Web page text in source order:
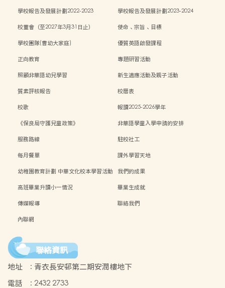
學校報告及發展計劃2022-2023
學校報告及發展計劃2023-2024
校董會（至2027年3月31日止）
使命、宗旨、目標
學校團隊(曹幼大家庭)
優質英語啟發課程
正向教育
專題研習活動
照顧非華語幼兒學習
新生適應活動及親子活動
質素評核報告
校曆表
校歌
報讀2025-2026學年
《保良局守護兒童政策》
非華語學童入學申請的安排
服務路線
駐校社工
每月餐單
課外學習天地
幼稚園教育計劃 中華文化校本學習活動
我們的成果
高班畢業升讀小一情況
畢業生成就
傳媒報導
聯絡我們
內聯網
聯絡資訊
地址 : 青衣長安邨第二期安潤樓地下
電話
: 2432 2733